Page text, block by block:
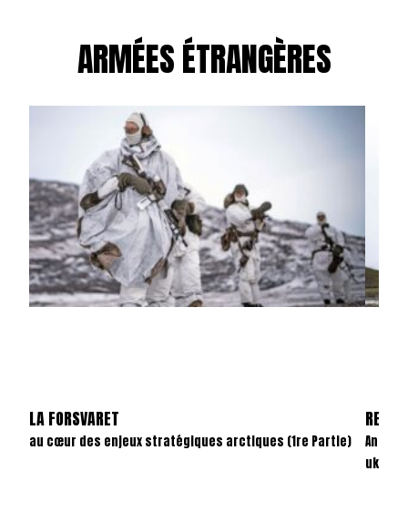
ARMÉES ÉTRANGÈRES
LA FORSVARET
au cœur des enjeux stratégiques arctiques (1re Partie)